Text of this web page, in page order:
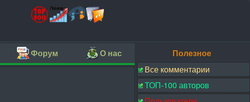
Форум О нас
Полезное
Все комментарии
ТОП-100 авторов